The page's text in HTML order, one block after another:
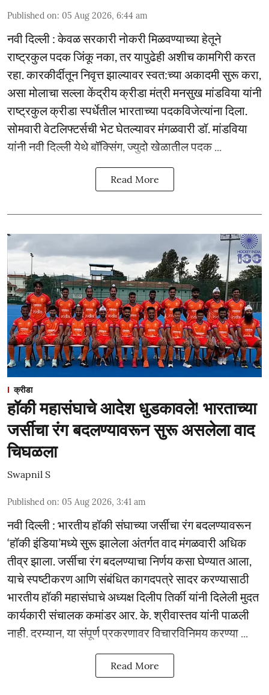
Published on: 05 Aug 2026, 6:44 am
नवी दिल्ली : केवळ सरकारी नोकरी मिळवण्याच्या हेतूने
राष्ट्रकुल पदक जिंकू नका, तर यापुढेही अशीच कामगिरी करत
रहा. कारकीर्दीतून निवृत्त झाल्यावर स्वत:च्या अकादमी सुरू करा,
असा मोलाचा सल्ला केंद्रीय क्रीडा मंत्री मनसुख मांडविया यांनी
राष्ट्रकुल क्रीडा स्पर्धेतील भारताच्या पदकविजेत्यांना दिला.
सोमवारी वेटलिफ्टर्सची भेट घेतल्यावर मंगळवारी डॉ. मांडविया
यांनी नवी दिल्ली येथे बॉक्सिंग, ज्युदो खेळातील पदक ...
Read More
क्रीडा
हॉकी महासंघाचे आदेश धुडकावले! भारताच्या
जर्सीचा रंग बदलण्यावरून सुरू असलेला वाद
चिघळला
Swapnil S
Published on: 05 Aug 2026, 3:41 am
नवी दिल्ली : भारतीय हॉकी संघाच्या जर्सीचा रंग बदलण्यावरून
‘हॉकी इंडिया’मध्ये सुरू झालेला अंतर्गत वाद मंगळवारी अधिक
तीव्र झाला. जर्सीचा रंग बदलण्याचा निर्णय कसा घेण्यात आला,
याचे स्पष्टीकरण आणि संबंधित कागदपत्रे सादर करण्यासाठी
भारतीय हॉकी महासंघाचे अध्यक्ष दिलीप तिर्की यांनी दिलेली मुदत
कार्यकारी संचालक कमांडर आर. के. श्रीवास्तव यांनी पाळली
नाही. दरम्यान, या संपूर्ण प्रकरणावर विचारविनिमय करण्या ...
Read More